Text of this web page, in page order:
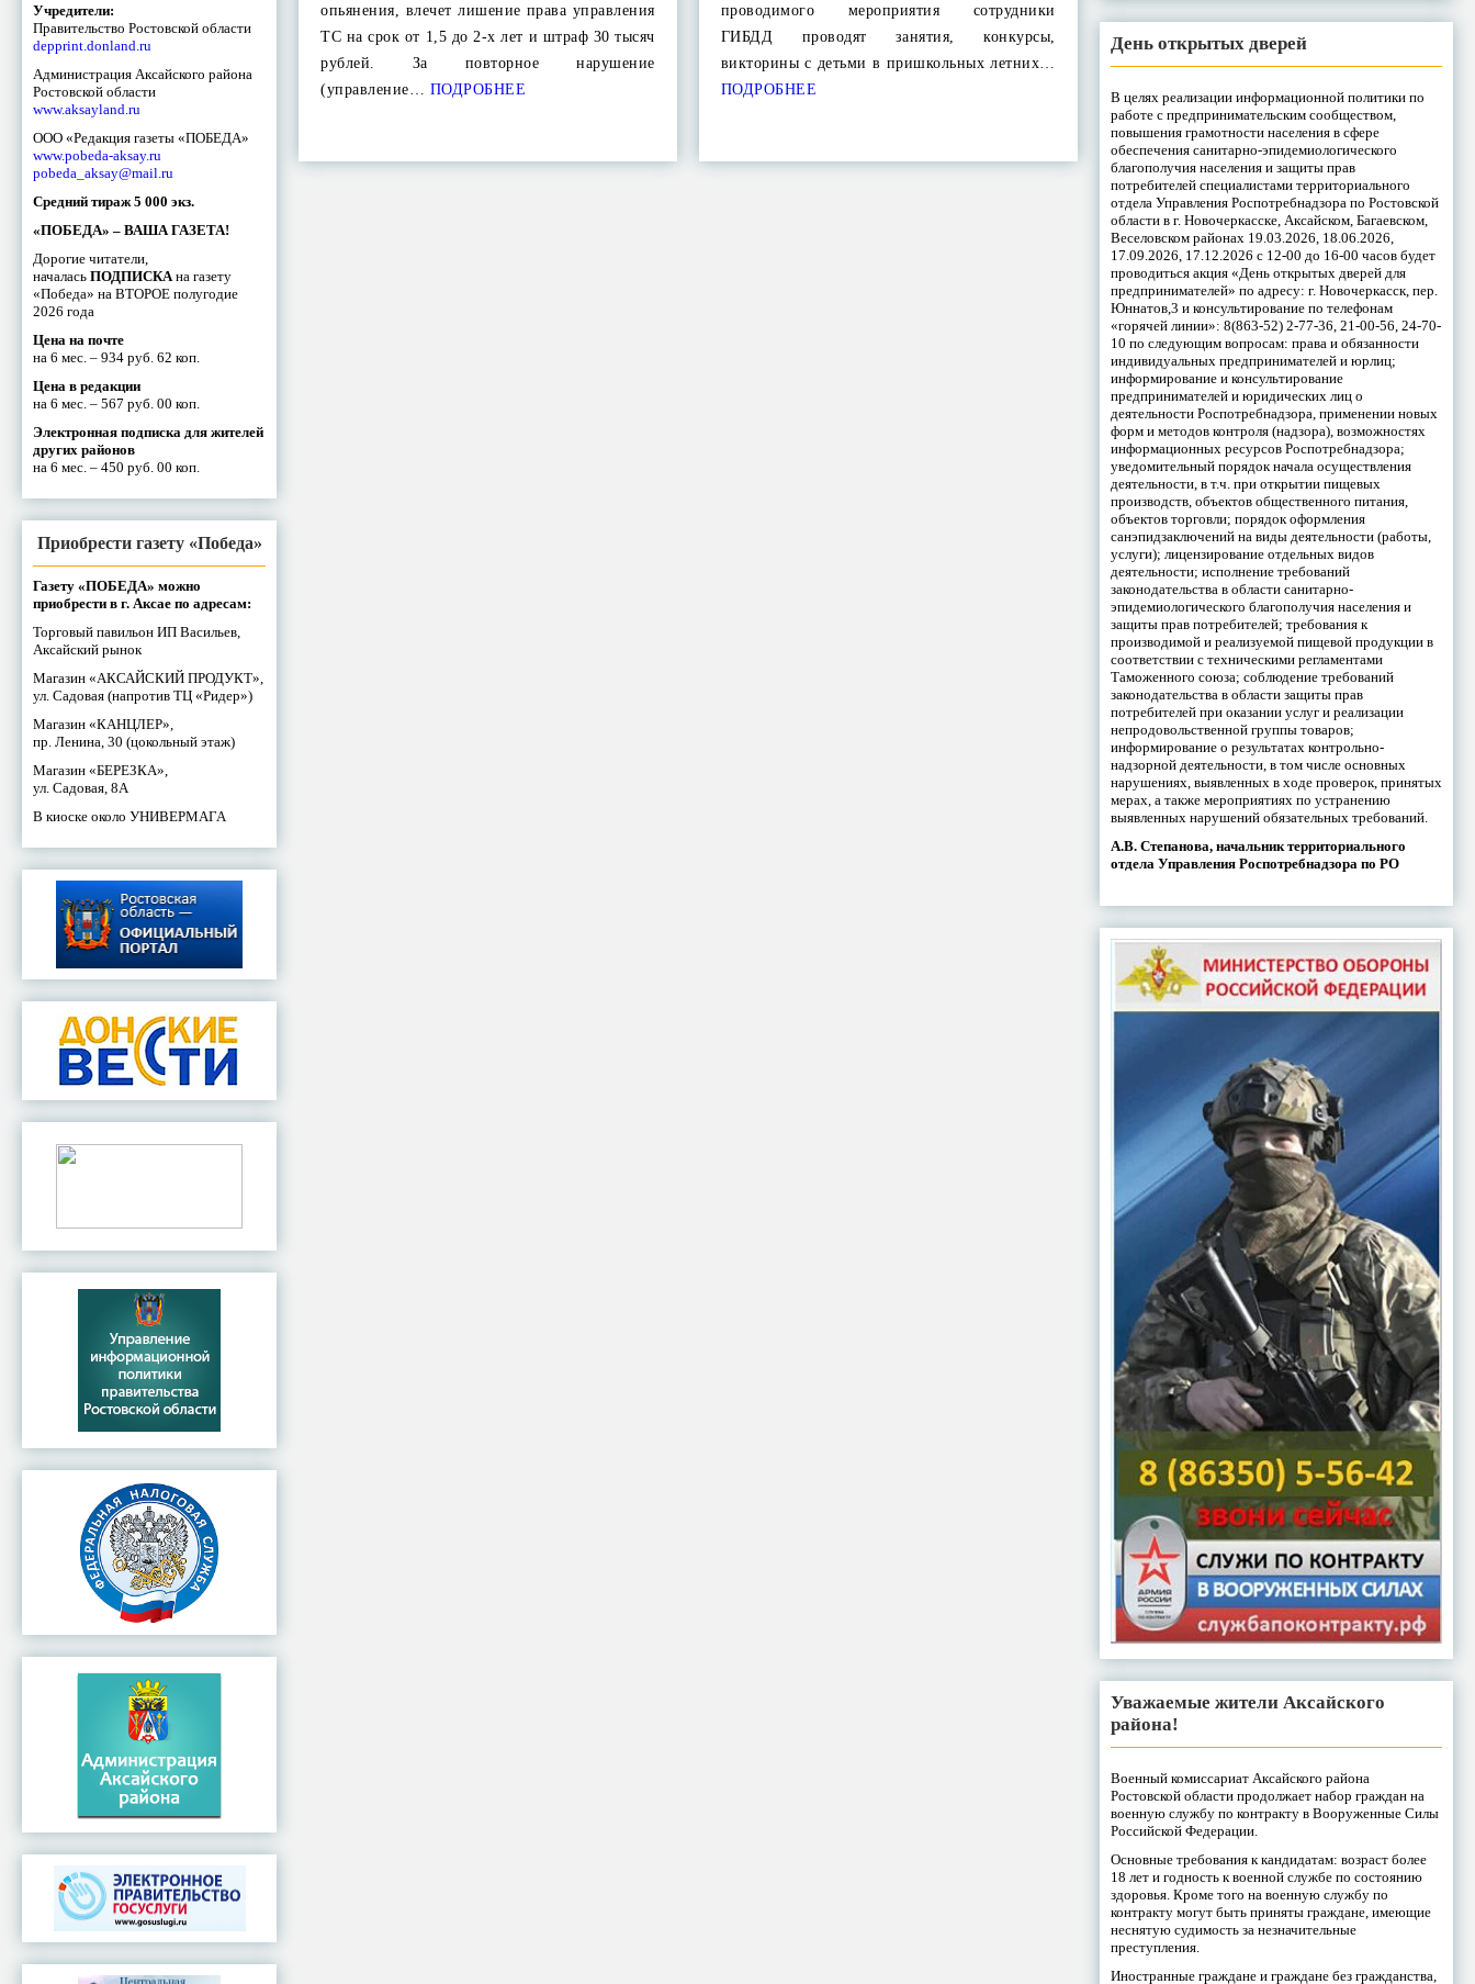
Учредители:
Правительство Ростовской области
depprint.donland.ru
Администрация Аксайского района
Ростовской области
www.aksayland.ru
ООО «Редакция газеты «ПОБЕДА»
www.pobeda-aksay.ru
pobeda_aksay@mail.ru
Средний тираж 5 000 экз.
«ПОБЕДА» – ВАША ГАЗЕТА!
Дорогие читатели,
началась ПОДПИСКА на газету
«Победа» на ВТОРОЕ полугодие
2026 года
Цена на почте
на 6 мес. – 934 руб. 62 коп.
Цена в редакции
на 6 мес. – 567 руб. 00 коп.
Электронная подписка для жителей
других районов
на 6 мес. – 450 руб. 00 коп.
Приобрести газету «Победа»
Газету «ПОБЕДА» можно
приобрести в г. Аксае по адресам:
Торговый павильон ИП Васильев,
Аксайский рынок
Магазин «АКСАЙСКИЙ ПРОДУКТ»,
ул. Садовая (напротив ТЦ «Ридер»)
Магазин «КАНЦЛЕР»,
пр. Ленина, 30 (цокольный этаж)
Магазин «БЕРЕЗКА»,
ул. Садовая, 8А
В киоске около УНИВЕРМАГА
опьянения, влечет лишение права управления
ТС на срок от 1,5 до 2-х лет и штраф 30 тысяч
рублей. За повторное нарушение
(управление… ПОДРОБНЕЕ
проводимого мероприятия сотрудники
ГИБДД проводят занятия, конкурсы,
викторины с детьми в пришкольных летних…
ПОДРОБНЕЕ
День открытых дверей
В целях реализации информационной политики по
работе с предпринимательским сообществом,
повышения грамотности населения в сфере
обеспечения санитарно-эпидемиологического
благополучия населения и защиты прав
потребителей специалистами территориального
отдела Управления Роспотребнадзора по Ростовской
области в г. Новочеркасске, Аксайском, Багаевском,
Веселовском районах 19.03.2026, 18.06.2026,
17.09.2026, 17.12.2026 с 12-00 до 16-00 часов будет
проводиться акция «День открытых дверей для
предпринимателей» по адресу: г. Новочеркасск, пер.
Юннатов,3 и консультирование по телефонам
«горячей линии»: 8(863-52) 2-77-36, 21-00-56, 24-70-
10 по следующим вопросам: права и обязанности
индивидуальных предпринимателей и юрлиц;
информирование и консультирование
предпринимателей и юридических лиц о
деятельности Роспотребнадзора, применении новых
форм и методов контроля (надзора), возможностях
информационных ресурсов Роспотребнадзора;
уведомительный порядок начала осуществления
деятельности, в т.ч. при открытии пищевых
производств, объектов общественного питания,
объектов торговли; порядок оформления
санэпидзаключений на виды деятельности (работы,
услуги); лицензирование отдельных видов
деятельности; исполнение требований
законодательства в области санитарно-
эпидемиологического благополучия населения и
защиты прав потребителей; требования к
производимой и реализуемой пищевой продукции в
соответствии с техническими регламентами
Таможенного союза; соблюдение требований
законодательства в области защиты прав
потребителей при оказании услуг и реализации
непродовольственной группы товаров;
информирование о результатах контрольно-
надзорной деятельности, в том числе основных
нарушениях, выявленных в ходе проверок, принятых
мерах, а также мероприятиях по устранению
выявленных нарушений обязательных требований.
А.В. Степанова, начальник территориального
отдела Управления Роспотребнадзора по РО
Уважаемые жители Аксайского
района!
Военный комиссариат Аксайского района
Ростовской области продолжает набор граждан на
военную службу по контракту в Вооруженные Силы
Российской Федерации.
Основные требования к кандидатам: возраст более
18 лет и годность к военной службе по состоянию
здоровья. Кроме того на военную службу по
контракту могут быть приняты граждане, имеющие
неснятую судимость за незначительные
преступления.
Иностранные граждане и граждане без гражданства,